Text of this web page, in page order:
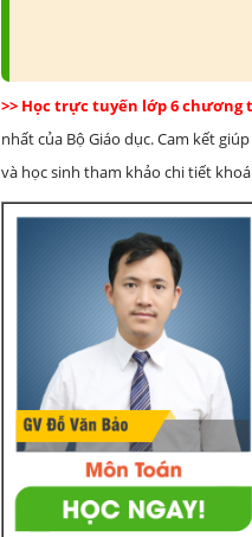
>> Học trực tuyến lớp 6
nhất của Bộ Giáo dục. Cam kết
và học sinh tham khảo chi tiết